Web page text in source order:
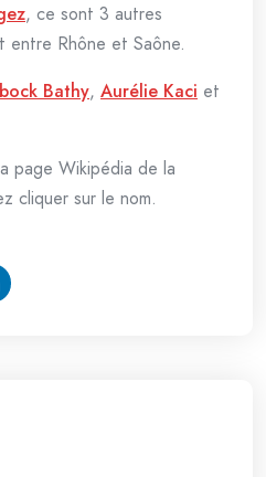
, ce sont 3 autres
entre Rhône et Saône.
Bathy, Aurélie Kaci et
page Wikipédia de la
cliquer sur le nom.